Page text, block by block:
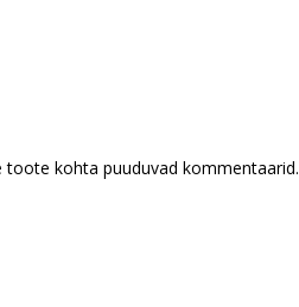
toote kohta puuduvad kommentaarid.